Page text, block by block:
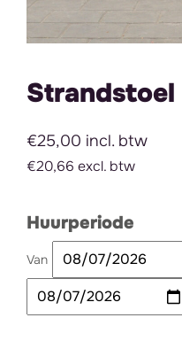
€25,00 incl. btw
€20,66 excl. btw
Huurperiode
Van